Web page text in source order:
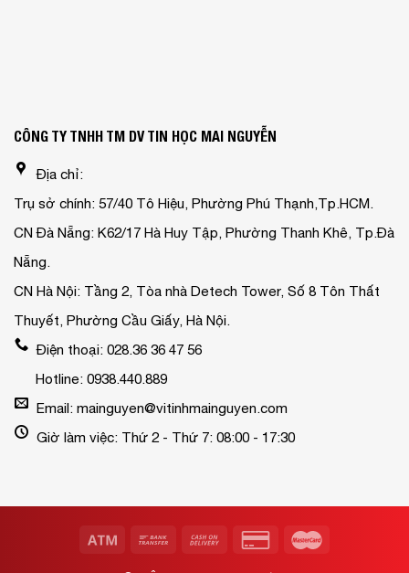
CÔNG TY TNHH TM DV TIN HỌC MAI NGUYỄN
Địa chỉ:
Trụ sở chính: 57/40 Tô Hiệu, Phường Phú Thạnh,Tp.HCM.
CN Đà Nẵng: K62/17 Hà Huy Tập, Phường Thanh Khê, Tp.Đà
Nẵng.
CN Hà Nội: Tầng 2, Tòa nhà Detech Tower, Số 8 Tôn Thất
Thuyết, Phường Cầu Giấy, Hà Nội.
Điện thoại: 028.36 36 47 56
Hotline: 0938.440.889
Email: mainguyen@vitinhmainguyen.com
Giờ làm việc: Thứ 2 - Thứ 7: 08:00 - 17:30